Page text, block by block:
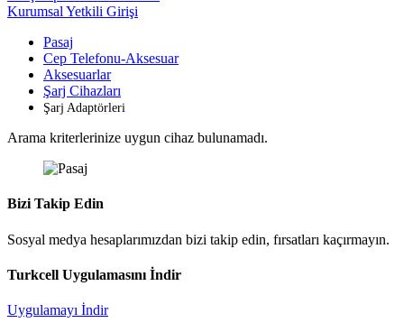
Kurumsal Yetkili Girişi
Pasaj
Cep Telefonu-Aksesuar
Aksesuarlar
Şarj Cihazları
Şarj Adaptörleri
Arama kriterlerinize uygun cihaz bulunamadı.
Bizi Takip Edin
Sosyal medya hesaplarımızdan bizi takip edin, fırsatları kaçırmayın.
Turkcell Uygulamasını İndir
Uygulamayı İndir